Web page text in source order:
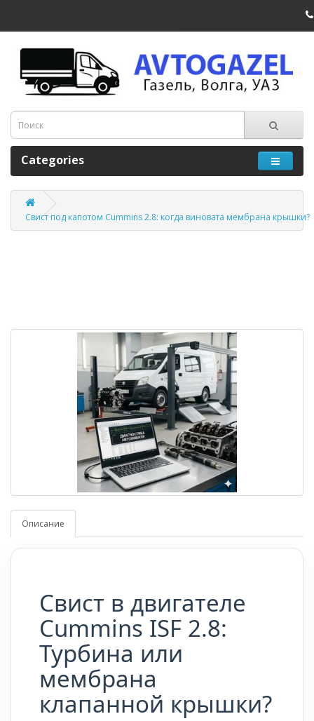
Categories
Свист под капотом Cummins 2.8: когда виновата мембрана крышки?
Описание
Свист в двигателе
Cummins ISF 2.8:
Турбина или
мембрана
клапанной крышки?